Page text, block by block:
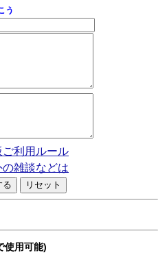
う
ご利用ルール
雑談などは
使用可能)